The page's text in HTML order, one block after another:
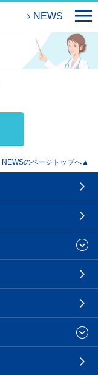
NEWS
NEWSのページトップへ▲